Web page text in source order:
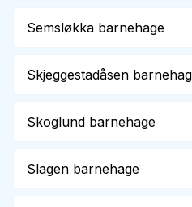
Semsløkka barnehage
Skjeggestadåsen
Skoglund barnehage
Slagen barnehage